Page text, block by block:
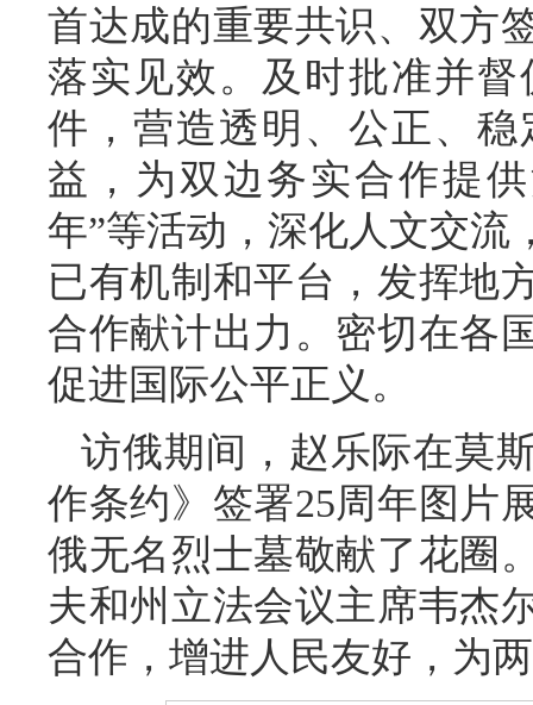
首达成的重要共识、双方
落实见效。及时批准并
件，营造透明、公正、
益，为双边务实合作提
年”等活动，深化人文交流
已有机制和平台，发挥地
合作献计出力。密切在各
促进国际公平正义。
访俄期间，赵乐际在莫
作条约》签署25周年图片
俄无名烈士墓敬献了花圈
夫和州立法会议主席韦杰
合作，增进人民友好，为